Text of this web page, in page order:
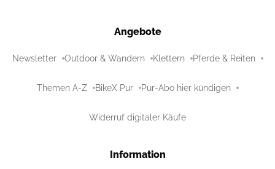
Angebote
Newsletter Outdoor & Wandern Klettern Pferde & Reiten
Themen A-Z BikeX Pur Pur-Abo hier kündigen
Widerruf digitaler Käufe
Information